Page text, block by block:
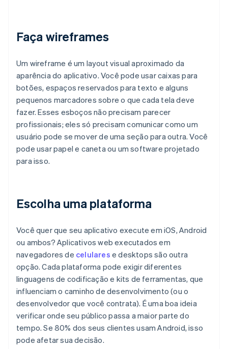
Faça wireframes
Um wireframe é um layout visual aproximado da
aparência do aplicativo. Você pode usar caixas para
botões, espaços reservados para texto e alguns
pequenos marcadores sobre o que cada tela deve
fazer. Esses esboços não precisam parecer
profissionais; eles só precisam comunicar como um
usuário pode se mover de uma seção para outra. Você
pode usar papel e caneta ou um software projetado
para isso.
Escolha uma plataforma
Você quer que seu aplicativo execute em iOS, Android
ou ambos? Aplicativos web executados em
navegadores de celulares e desktops são outra
opção. Cada plataforma pode exigir diferentes
linguagens de codificação e kits de ferramentas, que
influenciam o caminho de desenvolvimento (ou o
desenvolvedor que você contrata). É uma boa ideia
verificar onde seu público passa a maior parte do
tempo. Se 80% dos seus clientes usam Android, isso
pode afetar sua decisão.